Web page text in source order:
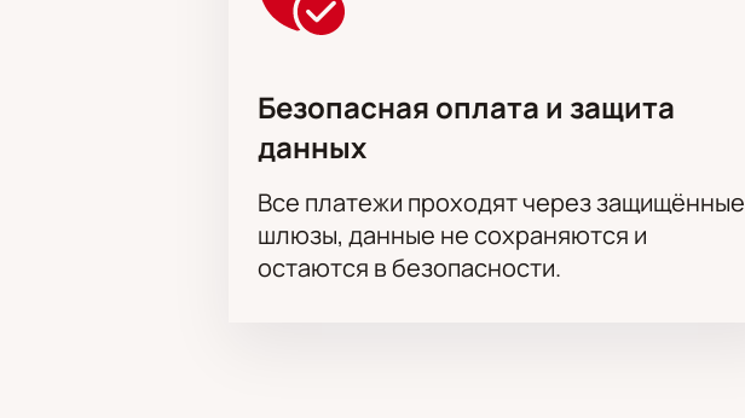
Безопасная оплата и защита
данных
Все платежи проходят через защищённые
шлюзы, данные не сохраняются и
остаются в безопасности.